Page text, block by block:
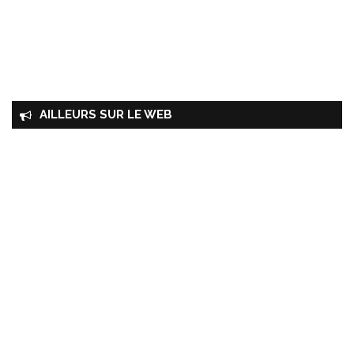
AILLEURS SUR LE WEB